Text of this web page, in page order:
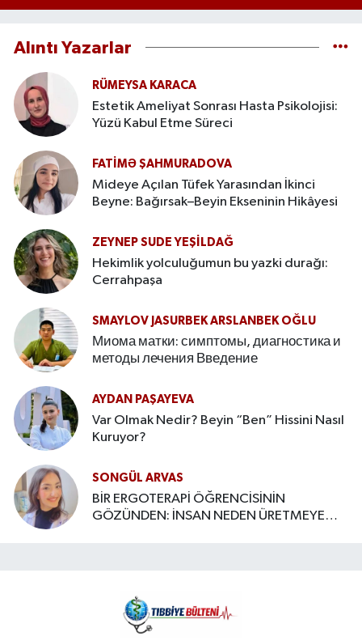
Alıntı Yazarlar
RÜMEYSA KARACA
Estetik Ameliyat Sonrası Hasta Psikolojisi:
Yüzü Kabul Etme Süreci
FATIMƏ ŞAHMURADOVA
Mideye Açılan Tüfek Yarasından İkinci
Beyne: Bağırsak–Beyin Ekseninin Hikâyesi
ZEYNEP SUDE YEŞİLDAĞ
Hekimlik yolculuğumun bu yazki durağı:
Cerrahpaşa
SMAYLOV JASURBEK ARSLANBEK OĞLU
Миома матки: симптомы, диагностика и
методы лечения Введение
AYDAN PAŞAYEVA
Var Olmak Nedir? Beyin “Ben” Hissini Nasıl
Kuruyor?
SONGÜL ARVAS
BİR ERGOTERAPİ ÖĞRENCİSİNİN
GÖZÜNDEN: İNSAN NEDEN ÜRETMEYE